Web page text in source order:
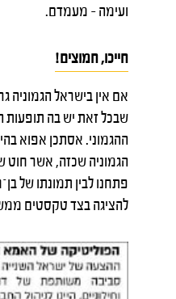
ועימה – מעמדם.
חייכו, חמוצים!
אם אין בישראל
שבכל זאת יש בה תופעות
ההגמוני. אסתכן אפוא
הגמוניה שכזה, אשר חוט
פתחנו לבין תמונתו של
להציגה בצד טקסטים